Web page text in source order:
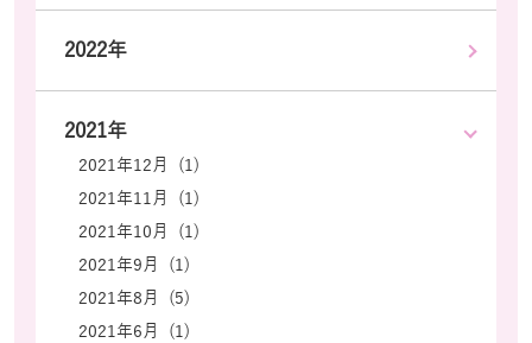
2022年
2021年
2021年12月 (1)
2021年11月 (1)
2021年10月 (1)
2021年9月 (1)
2021年8月 (5)
2021年6月 (1)